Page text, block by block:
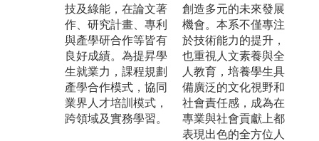
技及綠能，在論文著
作、研究計畫、專利
與產學研合作等皆有
良好成績。為提昇學
生就業力，課程規劃
產學合作模式，協同
業界人才培訓模式，
跨領域及實務學習。
創造多元的未來發展
機會。本系不僅專注
於技術能力的提升，
也重視人文素養與全
人教育，培養學生具
備廣泛的文化視野和
社會責任感，成為在
專業與社會貢獻上都
表現出色的全方位人